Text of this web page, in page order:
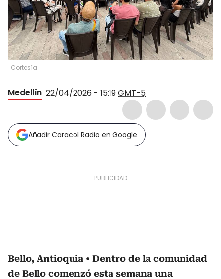
Cortesía
Medellín 22/04/2026 - 15:19GMT-5
Añadir Caracol Radio en Google
Bello, Antioquia
Dentro de la comunidad
de Bello comenzó esta semana una